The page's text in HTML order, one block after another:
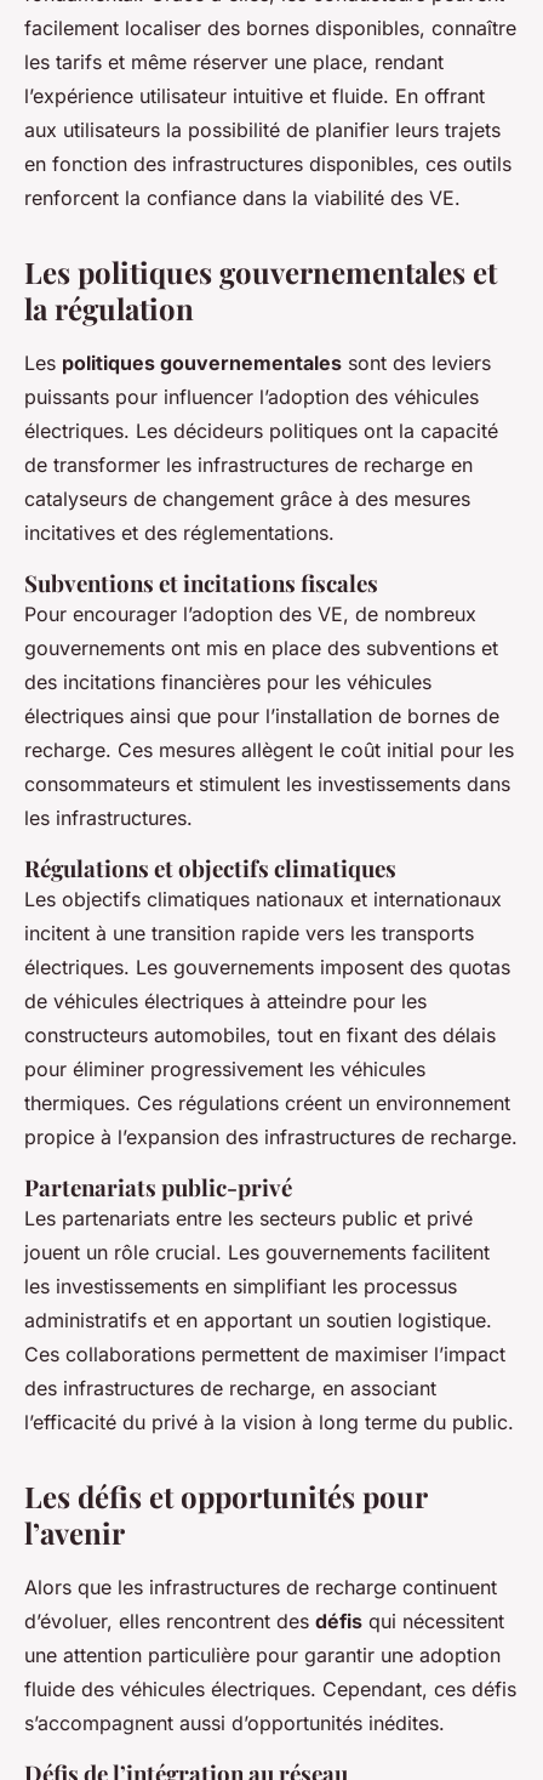
facilement localiser des bornes disponibles, connaître
les tarifs et même réserver une place, rendant
l’expérience utilisateur intuitive et fluide. En offrant
aux utilisateurs la possibilité de planifier leurs trajets
en fonction des infrastructures disponibles, ces outils
renforcent la confiance dans la viabilité des VE.
Les politiques gouvernementales et
la régulation
Les politiques gouvernementales sont des leviers
puissants pour influencer l’adoption des véhicules
électriques. Les décideurs politiques ont la capacité
de transformer les infrastructures de recharge en
catalyseurs de changement grâce à des mesures
incitatives et des réglementations.
Subventions et incitations fiscales
Pour encourager l’adoption des VE, de nombreux
gouvernements ont mis en place des subventions et
des incitations financières pour les véhicules
électriques ainsi que pour l’installation de bornes de
recharge. Ces mesures allègent le coût initial pour les
consommateurs et stimulent les investissements dans
les infrastructures.
Régulations et objectifs climatiques
Les objectifs climatiques nationaux et internationaux
incitent à une transition rapide vers les transports
électriques. Les gouvernements imposent des quotas
de véhicules électriques à atteindre pour les
constructeurs automobiles, tout en fixant des délais
pour éliminer progressivement les véhicules
thermiques. Ces régulations créent un environnement
propice à l’expansion des infrastructures de recharge.
Partenariats public-privé
Les partenariats entre les secteurs public et privé
jouent un rôle crucial. Les gouvernements facilitent
les investissements en simplifiant les processus
administratifs et en apportant un soutien logistique.
Ces collaborations permettent de maximiser l’impact
des infrastructures de recharge, en associant
l’efficacité du privé à la vision à long terme du public.
Les défis et opportunités pour
l’avenir
Alors que les infrastructures de recharge continuent
d’évoluer, elles rencontrent des défis qui nécessitent
une attention particulière pour garantir une adoption
fluide des véhicules électriques. Cependant, ces défis
s’accompagnent aussi d’opportunités inédites.
Défis de l’intégration au réseau